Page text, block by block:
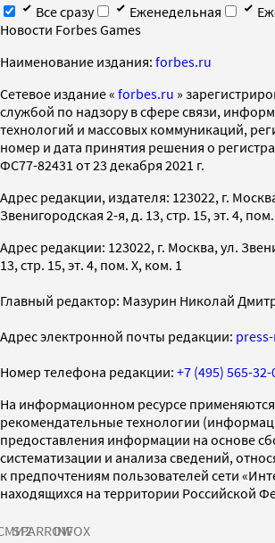
Все сразу
Еженедельная
Новости Forbes Games
Наименование издания: forbes.ru
Cетевое издание « forbes.ru »
службой по надзору в сфере связи,
технологий и массовых коммуникаций,
номер и дата принятия решения о
ФС77-82431 от 23 декабря 2021 г.
Адрес редакции, издателя: 123022, г.
Звенигородская 2-я, д. 13, стр. 15, эт. 4, пом.
Адрес редакции: 123022, г. Москва, ул.
13, стр. 15, эт. 4, пом. X, ком. 1
Главный редактор: Мазурин Николай
Адрес электронной почты редакции:
Номер телефона редакции: +7 (495) 565-32-
На информационном ресурсе применяются
рекомендательные технологии
предоставления информации на основе
систематизации и анализа сведений,
к предпочтениям пользователей сети
находящихся на территории Российской
SPARROWINFOX